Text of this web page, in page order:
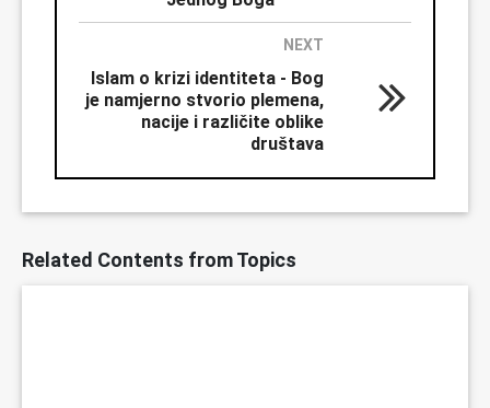
Related Contents from Topics
NEXT
Islam o krizi identiteta - Bog
je namjerno stvorio plemena,
nacije i različite oblike
društava